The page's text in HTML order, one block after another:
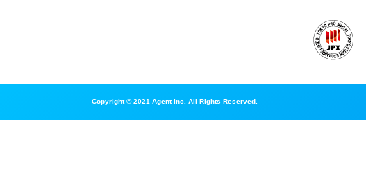
Copyright © 2021 Agent Inc. All Rights Reserved.